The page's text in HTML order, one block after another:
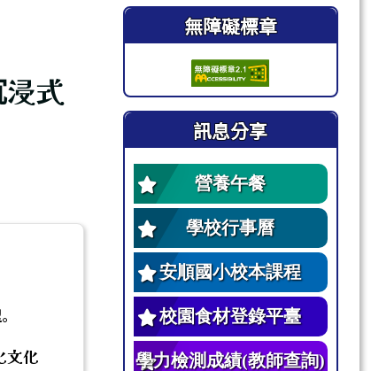
式
文化
右邊區域內容
無障礙標章
訊息分享
營養午餐
學校行事曆
安順國小校本課程
校園食材登錄平臺
學力檢測成績(教師查詢)